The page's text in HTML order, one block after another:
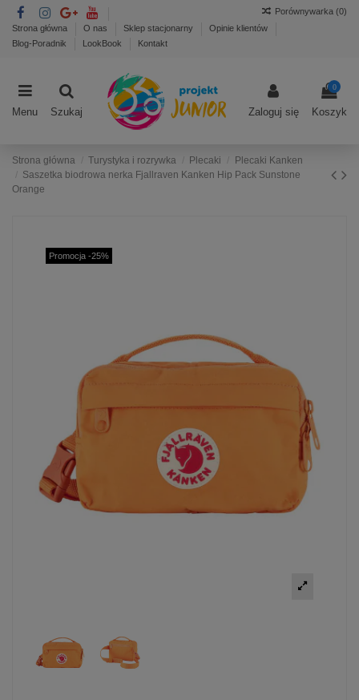
Strona główna O nas Sklep stacjonarny
Opinie klientów
Blog-Poradnik
LookBook Kontakt
Porównywarka (0)
Menu Szukaj Zaloguj się
0
Koszyk
Strona główna Turystyka i rozrywka Plecaki
Plecaki Kanken
Saszetka biodrowa nerka Fjallraven Kanken Hip Pack Sunstone
Orange
Promocja -25%